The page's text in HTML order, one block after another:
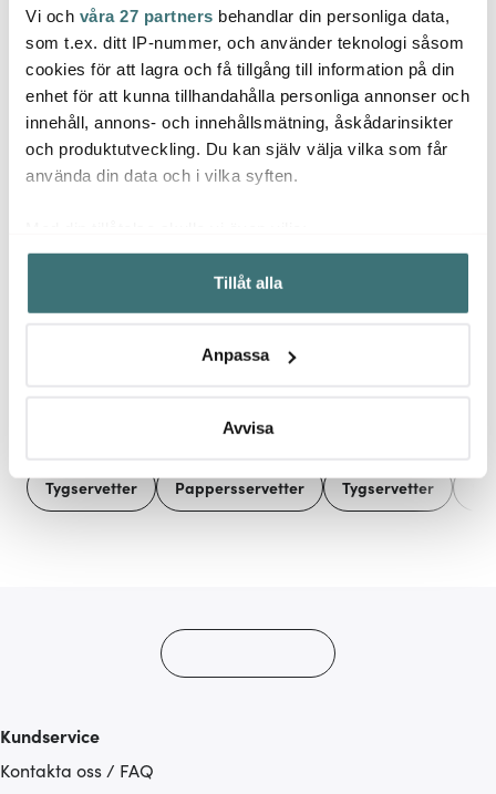
Vi och våra 27 partners behandlar din personliga data,
som t.ex. ditt IP-nummer, och använder teknologi såsom
cookies för att lagra och få tillgång till information på din
enhet för att kunna tillhandahålla personliga annonser och
innehåll, annons- och innehållsmätning, åskådarinsikter
och produktutveckling. Du kan själv välja vilka som får
använda din data och i vilka syften.
Samla in information om din geografiska plats som
kan ha en noggrannhet på upp till flera meter
Identifiera din enhet genom att aktivt skanna den för
Ta reda på mer om hur dina personliga uppgifter
Du kan ändra eller dra tillbaka ditt samtycke när som
Vi använder cookies för att innehållet och annonserna
Tillåt alla
Anpassa
Avvisa
Södahl
Bistro kökshandduk
50x70 cm 2-pack
coffee brown
239 kr
I lager
Södahl
Reflection kökshandduk
50x70 cm 2-pack ash
189 kr
I lager
189
Låt dig inspireras av våra kunder
Tygservetter Pappersservetter Tygservetter
Kundservice
Kontakta oss / FAQ